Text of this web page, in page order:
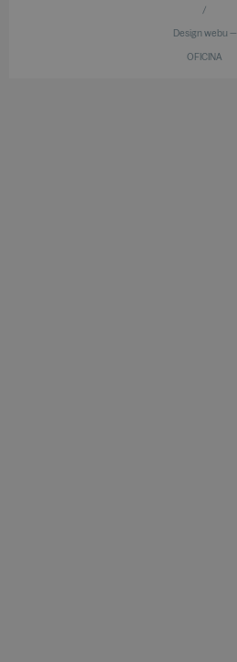
/
Design webu —
OFICINA